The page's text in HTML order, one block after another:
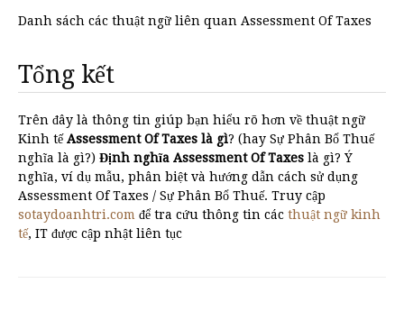
Danh sách các thuật ngữ liên quan Assessment Of Taxes
Tổng kết
Trên đây là thông tin giúp bạn hiểu rõ hơn về thuật ngữ
Kinh tếAssessment Of Taxes là gì? (hay Sự Phân Bổ Thuế
nghĩa là gì?) Định nghĩa Assessment Of Taxes là gì? Ý
nghĩa, ví dụ mẫu, phân biệt và hướng dẫn cách sử dụng
Assessment Of Taxes / Sự Phân Bổ Thuế. Truy cập
sotaydoanhtri.com để tra cứu thông tin các thuật ngữ kinh
tế, IT được cập nhật liên tục